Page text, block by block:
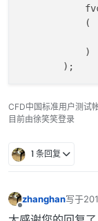
            (
            )
CFD中国标准用户测试
目前由徐笑笑登录
1 条回复
zhanghan写于
最后由